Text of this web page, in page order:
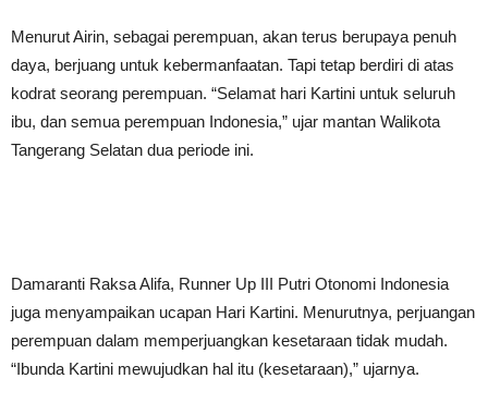
Menurut Airin, sebagai perempuan, akan terus berupaya penuh
daya, berjuang untuk kebermanfaatan. Tapi tetap berdiri di atas
kodrat seorang perempuan. “Selamat hari Kartini untuk seluruh
ibu, dan semua perempuan Indonesia,” ujar mantan Walikota
Tangerang Selatan dua periode ini.
Damaranti Raksa Alifa, Runner Up III Putri Otonomi Indonesia
juga menyampaikan ucapan Hari Kartini. Menurutnya, perjuangan
perempuan dalam memperjuangkan kesetaraan tidak mudah.
“Ibunda Kartini mewujudkan hal itu (kesetaraan),” ujarnya.